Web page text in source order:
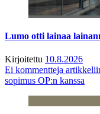
Lumo otti lainaa
Kirjoitettu 10.8.2026
Ei kommentteja
sopimus OP:n kanssa